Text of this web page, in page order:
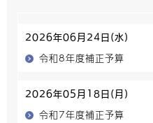
2026年06月24日(水)
令和8年度補正予算
2026年05月18日(月)
令和7年度補正予算